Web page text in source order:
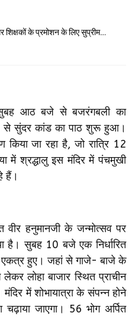
शिक्षकों के प्रमोशन के लिए सुप्रीम…
सुबह आठ बजे से बजरंगबली का
से सुंदर कांड का पाठ शुरू हुआ।
जा रहा है, जो रात्रि 12
में श्रद्धालु इस मंदिर में पंचमुखी
हैं।
वीर हनुमानजी के जन्मोत्सव पर
है। सुबह 10 बजे एक निर्धारित
एकत्र हुए। जहां से गाजे- बाजे के
लोहा बाजार स्थित प्राचीन
में शोभायात्रा के संपन्‍न होने
जाएगा। 56 भोग अर्पित